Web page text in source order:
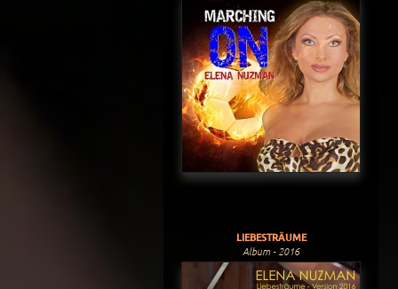
LIEBESTRÄUME
Album - 2016